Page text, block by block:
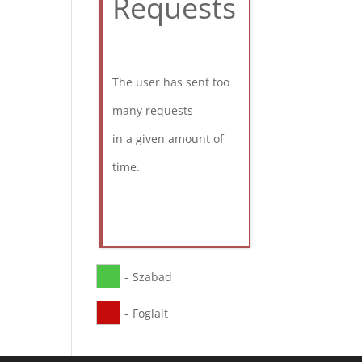
The user has sent too
many requests
in a given amount of
time.
- Szabad
- Foglalt